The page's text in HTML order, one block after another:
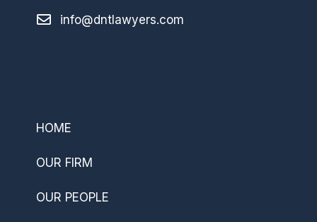
info@dntlawyers.com
HOME
OUR FIRM
OUR PEOPLE